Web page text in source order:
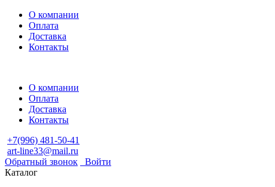
О компании
Оплата
Доставка
Контакты
О компании
Оплата
Доставка
Контакты
+7(996) 481-50-41
art-line33@mail.ru
Обратный звонок
Войти
Каталог